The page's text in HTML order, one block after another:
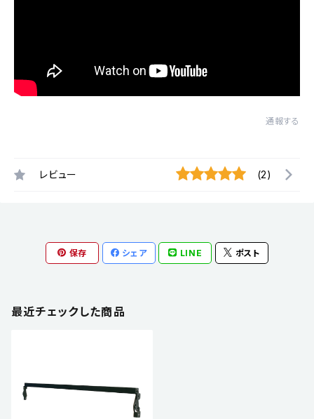
通報する
レビュー (2)
保存 シェア LINE ポスト
最近チェックした商品